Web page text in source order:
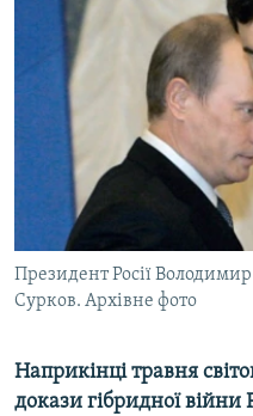
ВСЕ ЗА ДЕНЬ
СПЕЦПРОЕКТИ
ДЕПОРТАЦІЯ
ВІДЕОУРОКИ «ELIFBE»
СВІДЧЕННЯ ОКУПАЦІЇ
УКРАЇНСЬКА ПРОБЛЕМА КРИМУ
ІНФОГРАФІКА
ЯК ОБІЙТИ
Русский
Qırımtatar
ДОЛУЧАЙСЯ!
Усі сайти RFE/RL
Президент Росії
Сурков. Архівне фото
Наприкінці травня
докази гібридної війни